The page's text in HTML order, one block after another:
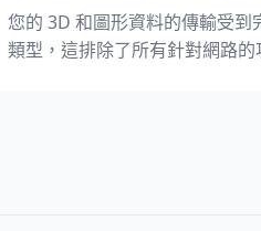
您的 3D 和圖形資料的傳輸受到
類型，這排除了所有針對網路的